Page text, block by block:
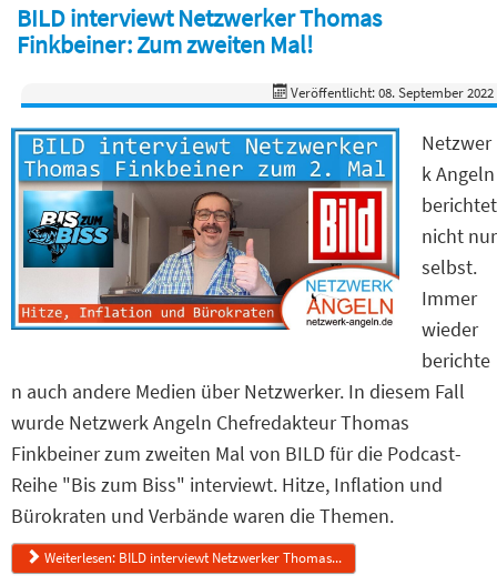
BILD interviewt Netzwerker Thomas
Finkbeiner: Zum zweiten Mal!
Veröffentlicht: 08. September 2022
Netzwer
k Angeln
berichtet
nicht nur
selbst.
Immer
wieder
berichte
n auch andere Medien über Netzwerker. In diesem Fall
wurde Netzwerk Angeln Chefredakteur Thomas
Finkbeiner zum zweiten Mal von BILD für die Podcast-
Reihe "Bis zum Biss" interviewt. Hitze, Inflation und
Bürokraten und Verbände waren die Themen.
Weiterlesen: BILD interviewt Netzwerker Thomas...